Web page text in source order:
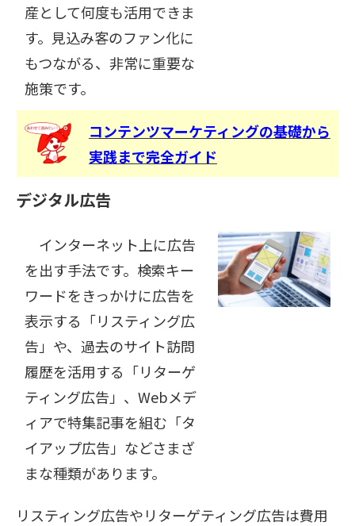
産として何度も活用できま
す。見込み客のファン化に
もつながる、非常に重要な
施策です。
コンテンツマーケティングの基礎から
実践まで完全ガイド
デジタル広告
インターネット上に広告
を出す手法です。検索キー
ワードをきっかけに広告を
表示する「リスティング広
告」や、過去のサイト訪問
履歴を活用する「リターゲ
ティング広告」、Webメデ
ィアで特集記事を組む「タ
イアップ広告」などさまざ
まな種類があります。
リスティング広告やリターゲティング広告は費用